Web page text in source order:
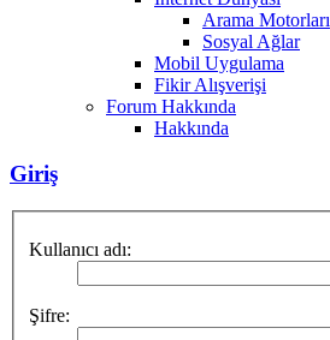
Arama Motorları
Sosyal Ağlar
Mobil Uygulama
Fikir Alışverişi
Forum Hakkında
Hakkında
Giriş
Kullanıcı adı:
Şifre: